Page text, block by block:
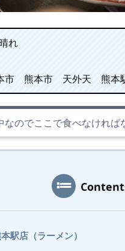
れ
熊本市 天外天 熊本駅
なのでここで食べなければ
駅店（ラーメン）